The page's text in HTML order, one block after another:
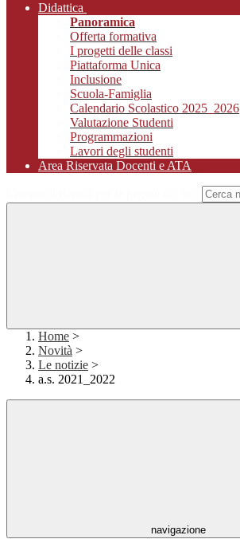
Didattica
Panoramica
Offerta formativa
I progetti delle classi
Piattaforma Unica
Inclusione
Scuola-Famiglia
Calendario Scolastico 2025_2026
Valutazione Studenti
Programmazioni
Lavori degli studenti
Area Riservata Docenti e ATA
Home >
Novità >
Le notizie >
a.s. 2021_2022
navigazione